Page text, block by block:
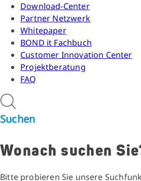
Download-Center
Partner Netzwerk
Whitepaper
BOND it Fachbuch
Customer Innovation Center
Projektberatung
FAQ
Suchen
Wonach suchen
Bitte probieren Sie unsere